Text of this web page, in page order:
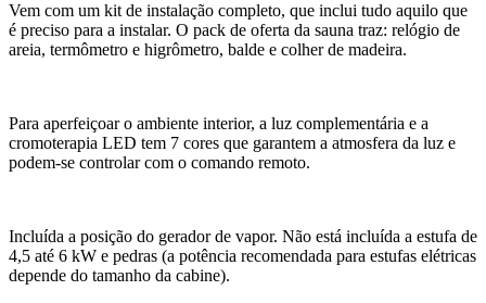
Vem com um kit de instalação completo, que inclui tudo aquilo que
é preciso para a instalar. O pack de oferta da sauna traz: relógio de
areia, termômetro e higrômetro, balde e colher de madeira.
Para aperfeiçoar o ambiente interior, a luz complementária e a
cromoterapia LED tem 7 cores que garantem a atmosfera da luz e
podem-se controlar com o comando remoto.
Incluída a posição do gerador de vapor. Não está incluída a estufa de
4,5 até 6 kW e pedras (a potência recomendada para estufas elétricas
depende do tamanho da cabine).